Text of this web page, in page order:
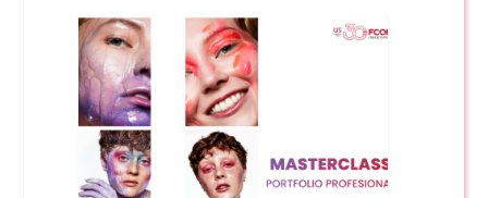
Doble Grado PER/CAV
Comunicación Audiovisual
Doble Grado PER/CAV
#YoPractico
Boletines